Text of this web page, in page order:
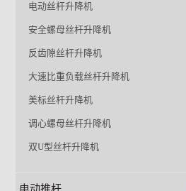
电动丝杆升降机
安全螺母丝杆升降机
反齿隙丝杆升降机
大速比重负载丝杆升降机
美标丝杆升降机
调心螺母丝杆升降机
双U型丝杆升降机